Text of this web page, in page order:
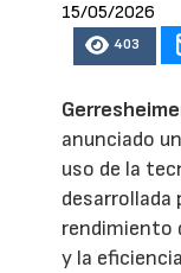
15/05/2026
403
anunciado
uso de la
desarrollada
rendimiento
y la